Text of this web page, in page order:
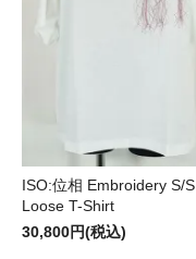
ISO:位相 Embroidery S/S
Loose T-Shirt
30,800円(税込)